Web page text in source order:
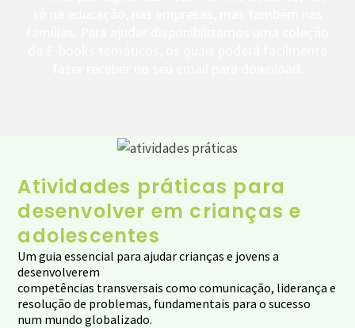
Atividades práticas para
desenvolver em crianças e
adolescentes
Um guia essencial para ajudar crianças e jovens a
desenvolverem
competências transversais como comunicação, liderança e
resolução de problemas, fundamentais para o sucesso
num mundo globalizado.